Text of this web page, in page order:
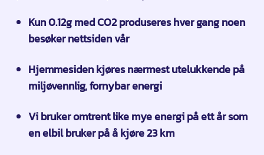
Kun 0.12g med CO2 produseres hver gang noen
besøker nettsiden vår
Hjemmesiden kjøres nærmest utelukkende på
miljøvennlig, fornybar energi
Vi bruker omtrent like mye energi på ett år som
en elbil bruker på å kjøre 23 km